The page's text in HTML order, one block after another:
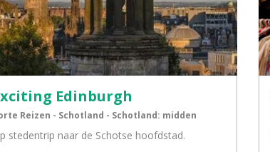
Edinburgh
Reizen - Schotland - Schotland: midden
stedentrip naar de Schotse hoofdstad.